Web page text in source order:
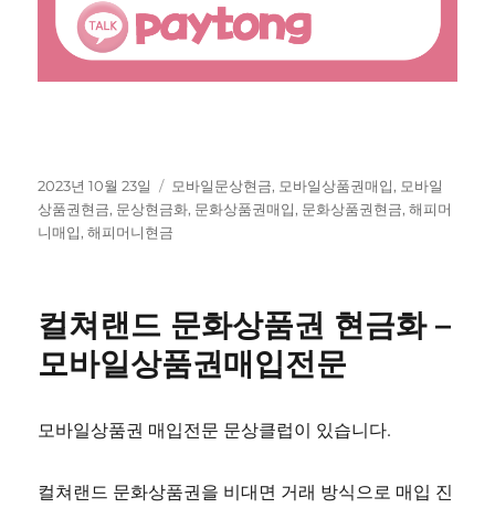
작
성
일
2023년 10월 23일
태
그
모바일문상현금, 모바일상품권매입, 모바일
상품권현금, 문상현금화, 문화상품권매입, 문화상품권현금,해피머
니매입,해피머니현금
컬쳐랜드 문화상품권 현금화 –
모바일상품권매입전문
모바일상품권 매입전문 문상클럽이 있습니다.
컬쳐랜드 문화상품권을 비대면 거래 방식으로 매입 진